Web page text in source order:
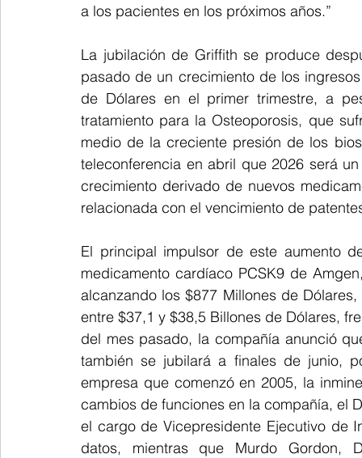
a los pacientes en los próximos años.”
La jubilación de Griffith se produce
pasado de un crecimiento de los
de Dólares en el primer trimestre, a
tratamiento para la Osteoporosis, que
medio de la creciente presión de los
teleconferencia en abril que 2026 será
crecimiento derivado de nuevos
relacionada con el vencimiento de
El principal impulsor de este aumento
medicamento cardíaco PCSK9 de
alcanzando los $877 Millones de
entre $37,1 y $38,5 Billones de Dólares,
del mes pasado, la compañía anunció
también se jubilará a finales de junio,
empresa que comenzó en 2005, la
cambios de funciones en la compañía, el
el cargo de Vicepresidente Ejecutivo de
datos, mientras que Murdo Gordon,